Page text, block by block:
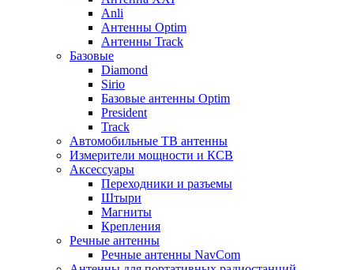
Anli
Антенны Optim
Антенны Track
Базовые
Diamond
Sirio
Базовые антенны Optim
President
Track
Автомобильные ТВ антенны
Измерители мощности и КСВ
Аксессуары
Переходники и разъемы
Штыри
Магниты
Крепления
Речные антенны
Речные антенны NavCom